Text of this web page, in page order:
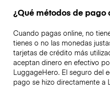
¿Qué métodos de pago
Cuando pagas online, no
tienes o no las monedas
tarjetas de crédito más
aceptan dinero en efectivo
LuggageHero. El seguro del
pago se hizo directamente a